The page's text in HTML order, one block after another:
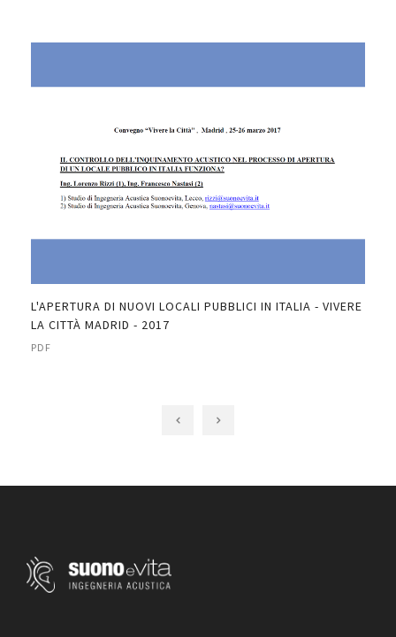
L'APERTURA DI NUOVI LOCALI PUBBLICI IN ITALIA - VIVERE
LA CITTÀ MADRID - 2017
PDF